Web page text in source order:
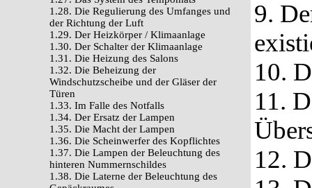
1.28. Die Regulierung des Umfanges und
der Richtung der Luft
1.29. Der Heizkörper / Klimaanlage
1.30. Der Schalter der Klimaanlage
1.31. Die Heizung des Salons
1.32. Die Beheizung der
Windschutzscheibe und der Gläser der
Türen
1.33. Im Falle des Notfalls
1.34. Der Ersatz der Lampen
1.35. Die Macht der Lampen
1.36. Die Scheinwerfer des Kopflichtes
1.37. Die Lampen der Beleuchtung des
hinteren Nummernschildes
1.38. Die Laterne der Beleuchtung des
9.
10.
11.
12.